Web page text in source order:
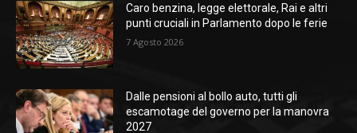
Caro benzina, legge elettorale, Rai e altri
punti cruciali in Parlamento dopo le ferie
7 Agosto 2026
Dalle pensioni al bollo auto, tutti gli
escamotage del governo per la manovra
2027